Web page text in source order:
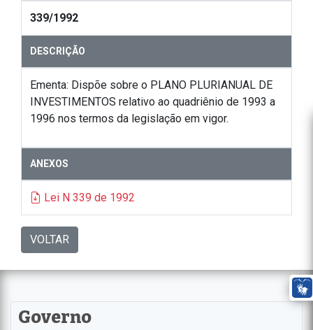
339/1992
DESCRIÇÃO
Ementa: Dispõe sobre o PLANO PLURIANUAL DE
INVESTIMENTOS relativo ao quadriênio de 1993 a
1996 nos termos da legislação em vigor.
ANEXOS
Lei N 339 de 1992
VOLTAR
Governo